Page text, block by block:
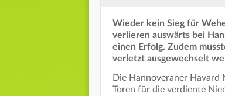
Wieder kein Sieg für
verlieren auswärts bei
einen Erfolg. Zudem
verletzt ausgewechselt
Die Hannoveraner Havard
Toren für die verdiente